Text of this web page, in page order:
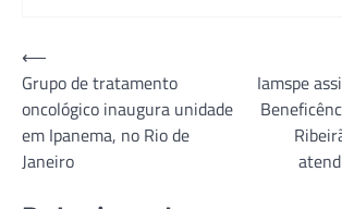
Navegação
de
Post
⟵
Grupo de tratamento
oncológico inaugura unidade
em Ipanema, no Rio de
Janeiro
Iamspe